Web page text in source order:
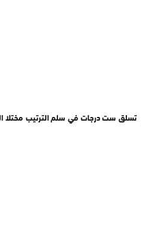
درجات في سلم الترتيب مختلا الرتبة